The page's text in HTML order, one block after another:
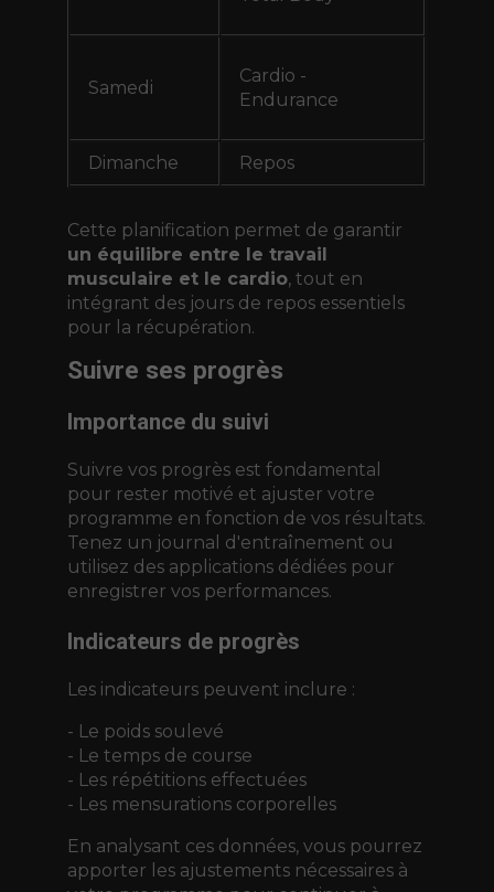
Samedi
Cardio -
Endurance
Dimanche Repos
Cette planification permet de garantir
un équilibre entre le travail
musculaire et le cardio, tout en
intégrant des jours de repos essentiels
pour la récupération.
Suivre ses progrès
Importance du suivi
Suivre vos progrès est fondamental
pour rester motivé et ajuster votre
programme en fonction de vos résultats.
Tenez un journal d'entraînement ou
utilisez des applications dédiées pour
enregistrer vos performances.
Indicateurs de progrès
Les indicateurs peuvent inclure :
- Le poids soulevé
- Le temps de course
- Les répétitions effectuées
- Les mensurations corporelles
En analysant ces données, vous pourrez
apporter les ajustements nécessaires à